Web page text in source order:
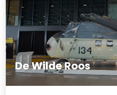
De Wilde Roos